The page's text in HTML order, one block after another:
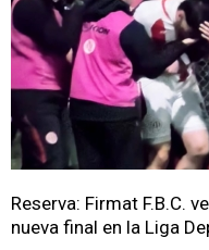
Reserva: Firmat F.B.C.
nueva final en la Liga